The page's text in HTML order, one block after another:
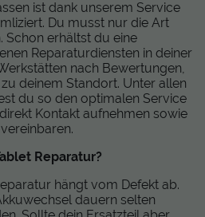
ist dank unserem Service
Du musst nur die Art
Schon erhältst du eine
Reparaturdiensten in deiner
nach Bewertungen,
deinem Standort. Unter allen
du so den optimalen Service
Kontakt aufnehmen sowie
Reparatur?
hängt vom Defekt ab.
dauern selten